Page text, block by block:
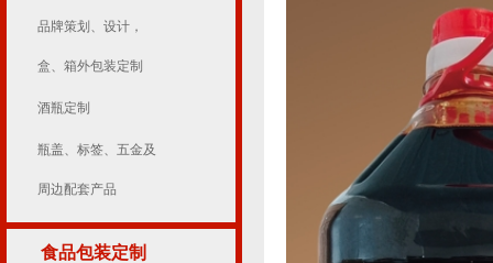
品牌策划、设计，
盒、箱外包装定制
酒瓶定制
瓶盖、标签、五金及
周边配套产品
食品包装定制